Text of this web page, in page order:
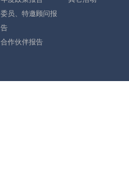
委员、特邀顾问报
告
合作伙伴报告